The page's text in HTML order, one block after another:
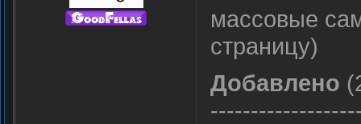
массовые
страницу)
Добавлено